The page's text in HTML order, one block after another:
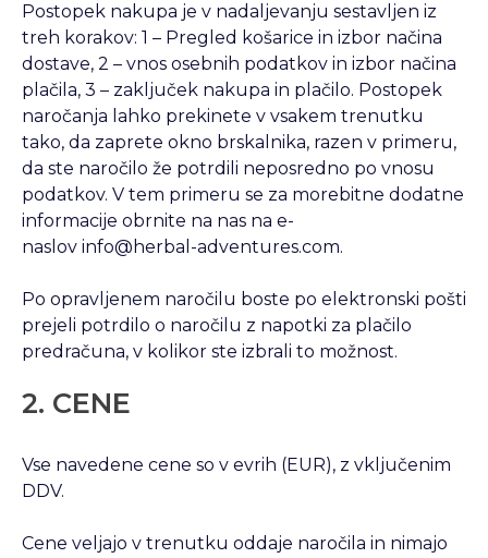
Postopek nakupa je v nadaljevanju sestavljen iz
treh korakov: 1 – Pregled košarice in izbor načina
dostave, 2 – vnos osebnih podatkov in izbor načina
plačila, 3 – zaključek nakupa in plačilo. Postopek
naročanja lahko prekinete v vsakem trenutku
tako, da zaprete okno brskalnika, razen v primeru,
da ste naročilo že potrdili neposredno po vnosu
podatkov. V tem primeru se za morebitne dodatne
informacije obrnite na nas na e-
naslov info@herbal-adventures.com.
Po opravljenem naročilu boste po elektronski pošti
prejeli potrdilo o naročilu z napotki za plačilo
predračuna, v kolikor ste izbrali to možnost.
2. CENE
Vse navedene cene so v evrih (EUR), z vključenim
DDV.
Cene veljajo v trenutku oddaje naročila in nimajo